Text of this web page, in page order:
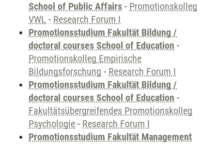
School of Public Affairs - Promotionskolleg
VWL - Research Forum I
Promotionsstudium Fakultät Bildung /
doctoral courses School of Education -
Promotionskolleg Empirische
Bildungsforschung - Research Forum I
Promotionsstudium Fakultät Bildung /
doctoral courses School of Education -
Fakultätsübergreifendes Promotionskolleg
Psychologie - Research Forum I
Promotionsstudium Fakultät Management